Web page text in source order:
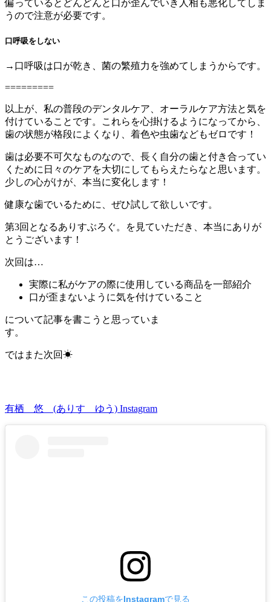
偏っているとどんどんと口が歪んでいき人相も悪化してしま
うので注意が必要です。
口呼吸をしない
→口呼吸は口が乾き、菌の繁殖力を強めてしまうからです。
=========
以上が、私の普段のデンタルケア、オーラルケア方法と気を
付けていることです。これらを心掛けるようになってから、
歯の状態が格段によくなり、着色や虫歯などもゼロです！
歯は必要不可欠なものなので、長く自分の歯と付き合ってい
くために日々のケアを大切にしてもらえたらなと思います。
少しの心がけが、本当に変化します！
健康な歯でいるために、ぜひ試して欲しいです。
第3回となるありすぶろぐ。を見ていただき、本当にありが
とうございます！
次回は…
実際に私がケアの際に使用している商品を一部紹介
口が歪まないように気を付けていること
について記事を書こうと思っていま
す。
ではまた次回☀
有栖 悠 (ありす ゆう) Instagram
この投稿をInstagramで見る